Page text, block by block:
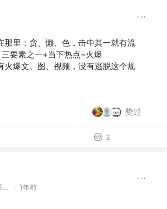
那里：贪、懒、色，击中其一就有流
要素之一+当下热点=火爆
火爆文、图、视频，没有逃脱这个规
赞过
3
后端攻城狮 @摸鱼司 · 1年前